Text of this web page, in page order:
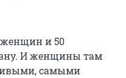
женщин и 50
И женщины там
самыми